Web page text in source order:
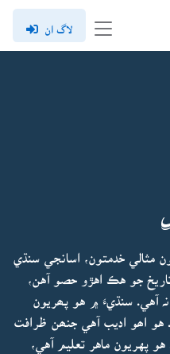
لاگ ان
مثالي خدمتون، اسانجي سنڌي
جو هڪ اهڙو حصو آهن،
آهي. سنڌيءَ ۾ هو پھريون
هو اھو اديب آهي جنھن ظرافت
ماهر تعليم آهي،